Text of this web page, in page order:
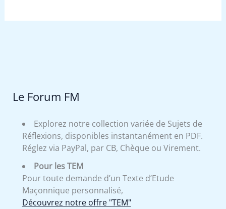
Le Forum FM
Explorez notre collection variée de Sujets de
Réflexions, disponibles instantanément en PDF.
Réglez via PayPal, par CB, Chèque ou Virement.
Pour les TEM
Pour toute demande d’un Texte d’Etude
Maçonnique personnalisé,
Découvrez notre offre "TEM"